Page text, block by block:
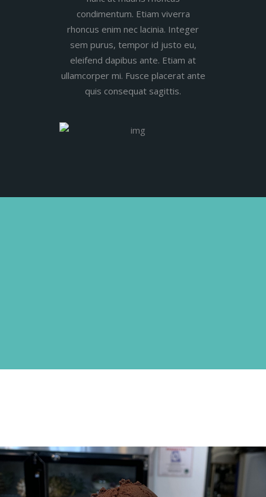
condimentum. Etiam viverra
rhoncus enim nec lacinia. Integer
sem purus, tempor id justo eu,
eleifend dapibus ante. Etiam at
ullamcorper mi. Fusce placerat ante
quis consequat sagittis.